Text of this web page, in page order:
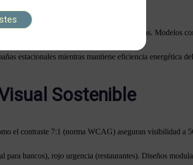
nocturno sin elevar facturas energéticas. Modelos
estacionales mientras mantiene eficiencia energética
Sostenible
el contraste 7:1 (norma WCAG) aseguran visibilidad a
bancos), rojo urgencia (restaurantes). Diseños